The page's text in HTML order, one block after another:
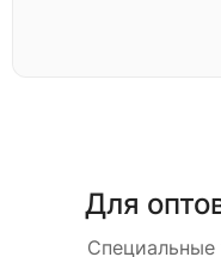
Для
Специальные